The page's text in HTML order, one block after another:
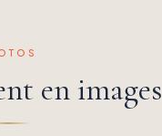
en images